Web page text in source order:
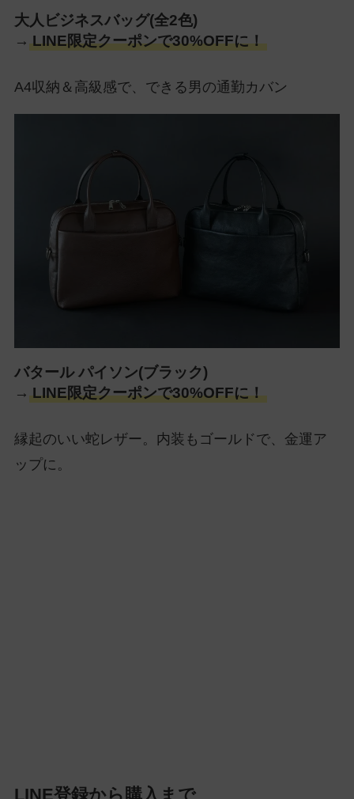
大人ビジネスバッグ(全2色)
→ LINE限定クーポンで30%OFFに！
A4収納＆高級感で、できる男の通勤カバン
バタール パイソン(ブラック)
→ LINE限定クーポンで30%OFFに！
縁起のいい蛇レザー。内装もゴールドで、金運ア
ップに。
LINE登録から購入まで